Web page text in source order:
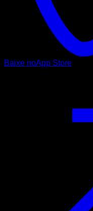
Baixe noApp Store